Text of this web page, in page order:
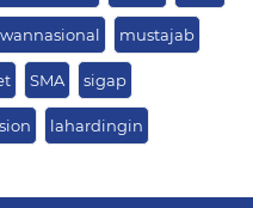
mustajab
SMA sigap
lahardingin